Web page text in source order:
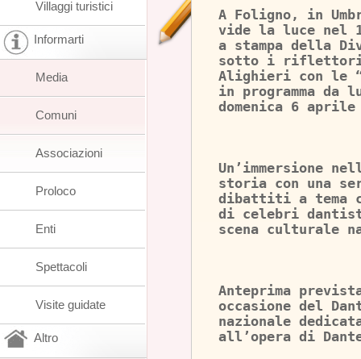
A Foligno, in
vide la luce nel
a stampa della
sotto i riflettori il
Alighieri con le
in programma da
domenica 6 aprile
Un’immersione
storia con una
dibattiti a tema
di celebri
scena culturale
Anteprima
occasione del
nazionale
all’opera di
Villaggi turistici
Informarti
Media
Comuni
Associazioni
Proloco
Enti
Spettacoli
Visite guidate
Altro